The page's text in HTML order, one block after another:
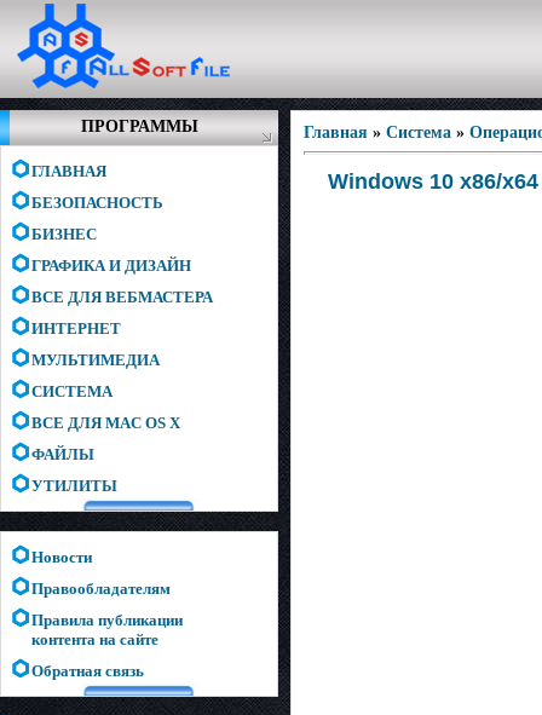
ПРОГРАММЫ
ГЛАВНАЯ
БЕЗОПАСНОСТЬ
БИЗНЕС
ГРАФИКА И ДИЗАЙН
ВСЕ ДЛЯ ВЕБМАСТЕРА
ИНТЕРНЕТ
МУЛЬТИМЕДИА
СИСТЕМА
ВСЕ ДЛЯ MAC OS X
ФАЙЛЫ
УТИЛИТЫ
Новости
Правообладателям
Правила публикации
контента на сайте
Обратная связь
Главная » Система »
Windows 10 x86/x64